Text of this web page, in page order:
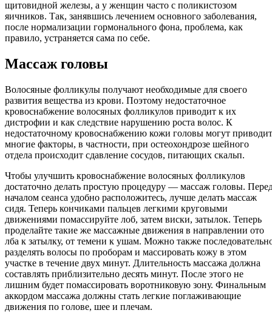
щитовидной железы, а у женщин часто с поликистозом
яичников. Так, занявшись лечением основного заболевания,
после нормализации гормонального фона, проблема, как
правило, устраняется сама по себе.
Массаж головы
Волосяные фолликулы получают необходимые для своего
развития вещества из крови. Поэтому недостаточное
кровоснабжение волосяных фолликулов приводит к их
дистрофии и как следствие нарушению роста волос. К
недостаточному кровоснабжению кожи головы могут
многие факторы, в частности, при остеохондрозе шейного
отдела происходит сдавление сосудов, питающих скальп.
Чтобы улучшить кровоснабжение волосяных фолликулов
достаточно делать простую процедуру — массаж головы.
началом сеанса удобно расположитесь, лучше делать массаж
сидя. Теперь кончиками пальцев легкими круговыми
движениями помассируйте лоб, затем виски, затылок. Теперь
проделайте такие же массажные движения в направлении ото
лба к затылку, от темени к ушам. Можно также
разделять волосы по проборам и массировать кожу в этом
участке в течение двух минут. Длительность массажа должна
составлять приблизительно десять минут. После этого не
лишним будет помассировать воротниковую зону. Финальным
аккордом массажа должны стать легкие поглаживающие
движения по голове, шее и плечам.